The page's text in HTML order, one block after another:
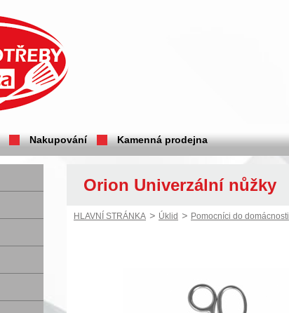
Nakupování Kamenná prodejna
Orion Univerzální nůžky
HLAVNÍ STRÁNKA > Úklid > Pomocníci do domácnosti